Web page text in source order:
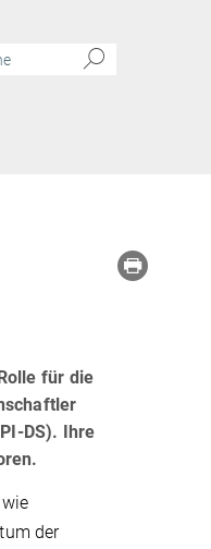
für die
DS). Ihre
der